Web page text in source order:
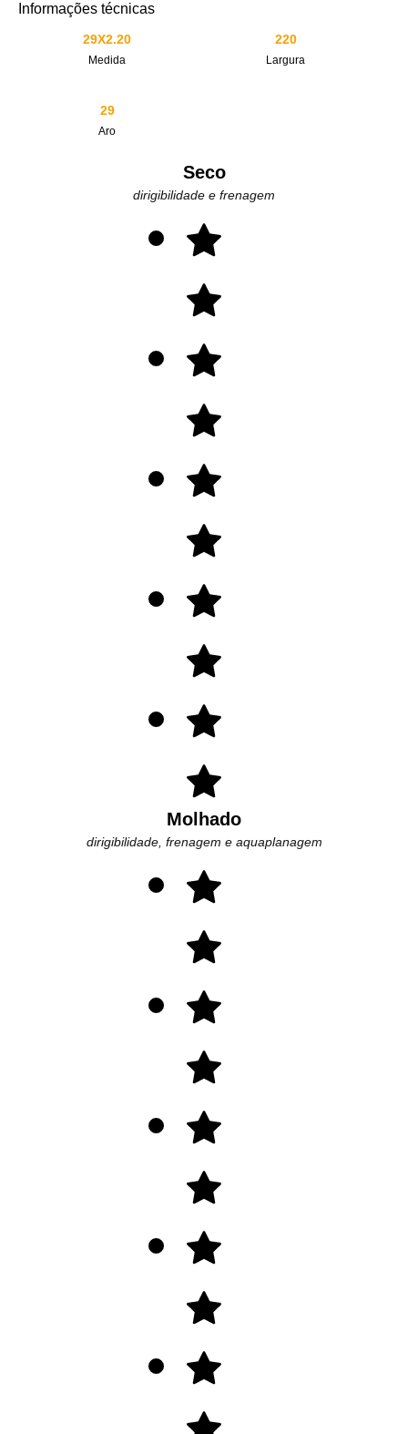
Informações técnicas
29X2.20
Medida
220
Largura
29
Aro
Seco
dirigibilidade e frenagem
Molhado
dirigibilidade, frenagem e aquaplanagem